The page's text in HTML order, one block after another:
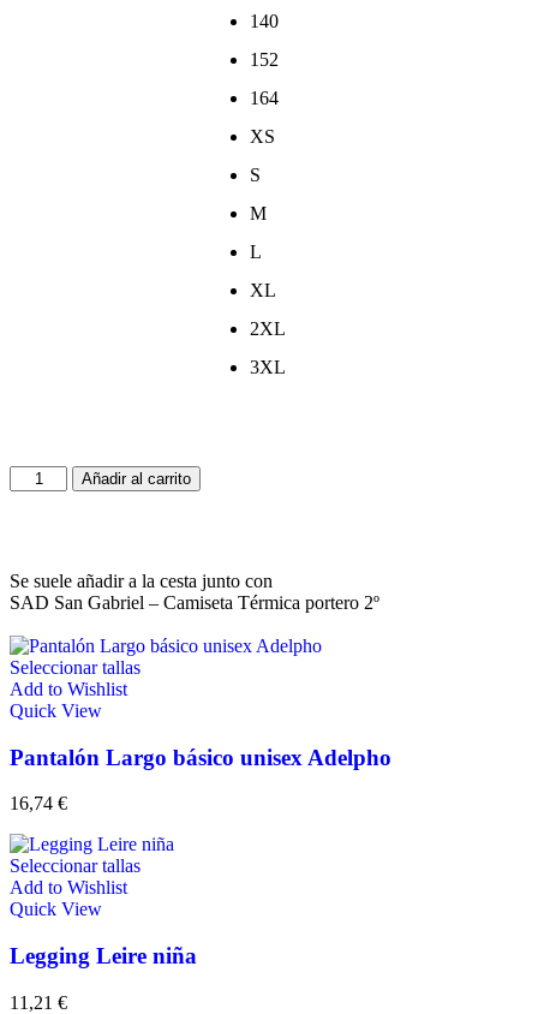
140
152
164
XS
S
M
L
XL
2XL
3XL
Añadir al carrito
Se suele añadir a la cesta junto con
SAD San Gabriel – Camiseta Térmica portero 2º
Seleccionar tallas
Add to Wishlist
Quick View
Pantalón Largo básico unisex Adelpho
16,74 €
Seleccionar tallas
Add to Wishlist
Quick View
Legging Leire niña
11,21 €